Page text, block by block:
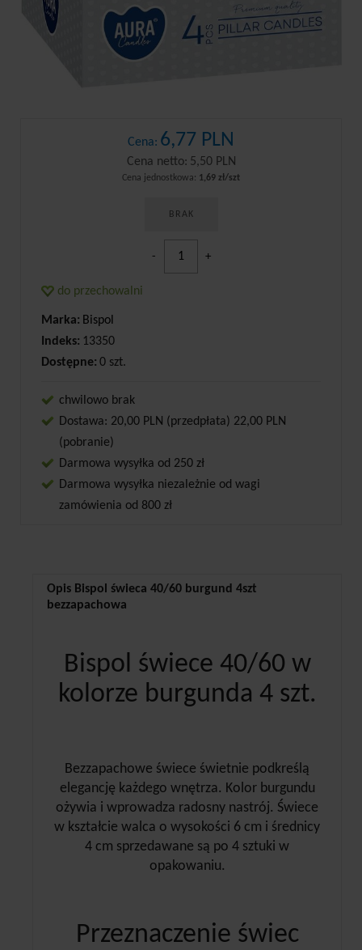
Cena: 6,77 PLN
Cena netto: 5,50 PLN
Cena jednostkowa: 1,69 zł/szt
BRAK
- +
do przechowalni
Marka: Bispol
Indeks: 13350
Dostępne: 0 szt.
chwilowo brak
Dostawa: 20,00 PLN (przedpłata) 22,00 PLN
(pobranie)
Darmowa wysyłka od 250 zł
Darmowa wysyłka niezależnie od wagi
zamówienia od 800 zł
Opis Bispol świeca 40/60 burgund 4szt
bezzapachowa
Bispol świece 40/60 w
kolorze burgunda 4 szt.
Bezzapachowe świece świetnie podkreślą
elegancję każdego wnętrza. Kolor burgundu
ożywia i wprowadza radosny nastrój. Świece
w kształcie walca o wysokości 6 cm i średnicy
4 cm sprzedawane są po 4 sztuki w
opakowaniu.
Przeznaczenie świec